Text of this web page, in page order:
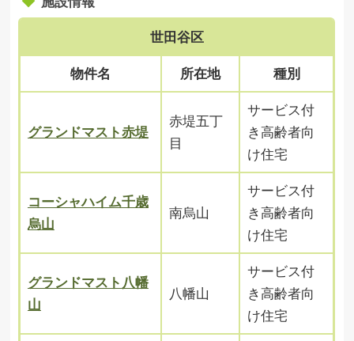
世田谷区
物件名
所在地 種別
グランドマスト赤堤
赤堤五丁
目
サービス付
き高齢者向
け住宅
コーシャハイム千歳
烏山
南烏山
サービス付
き高齢者向
け住宅
グランドマスト八幡
山
八幡山
サービス付
き高齢者向
け住宅